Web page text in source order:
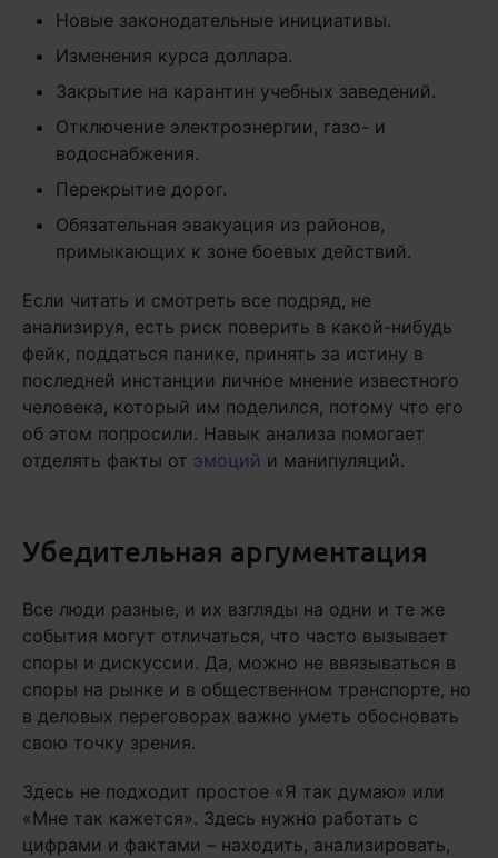
Новые законодательные инициативы.
Изменения курса доллара.
Закрытие на карантин учебных заведений.
Отключение электроэнергии, газо- и
водоснабжения.
Перекрытие дорог.
Обязательная эвакуация из районов,
примыкающих к зоне боевых действий.
Если читать и смотреть все подряд, не
анализируя, есть риск поверить в какой-нибудь
фейк, поддаться панике, принять за истину в
последней инстанции личное мнение известного
человека, который им поделился, потому что его
об этом попросили. Навык анализа помогает
отделять факты от эмоций и манипуляций.
Убедительная аргументация
Все люди разные, и их взгляды на одни и те же
события могут отличаться, что часто вызывает
споры и дискуссии. Да, можно не ввязываться в
споры на рынке и в общественном транспорте, но
в деловых переговорах важно уметь обосновать
свою точку зрения.
Здесь не подходит простое «Я так думаю» или
«Мне так кажется». Здесь нужно работать с
цифрами и фактами – находить, анализировать,